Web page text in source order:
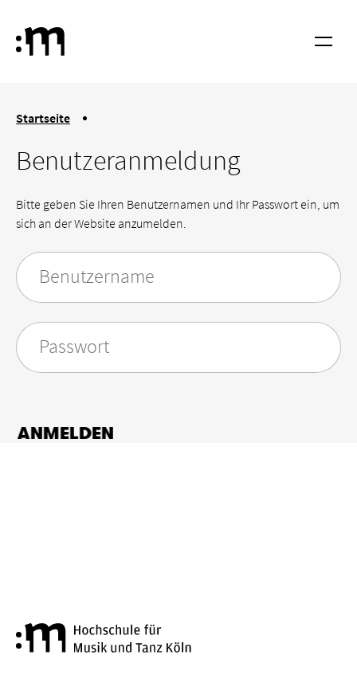
Hochschule für Musik und Tanz Köln Menü
You are here:
Startseite
Login
Benutzeranmeldung
Bitte geben Sie Ihren Benutzernamen und Ihr Passwort ein, um
sich an der Website anzumelden.
Benutzername
Passwort
ANMELDEN